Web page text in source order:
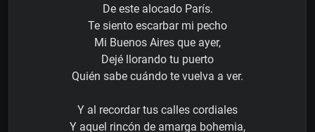
De este alocado París.
Te siento escarbar mi pecho
Mi Buenos Aires que ayer,
Dejé llorando tu puerto
Quién sabe cuándo te vuelva a ver.
Y al recordar tus calles cordiales
Y aquel rincón de amarga bohemia,